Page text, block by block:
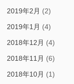
2019年2月 (2)
2019年1月 (4)
2018年12月 (4)
2018年11月 (6)
2018年10月 (1)